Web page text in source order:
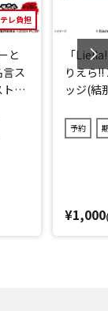
レ負担
と
ス
ve
「
りえら
ッジ(結
予約
¥1,000